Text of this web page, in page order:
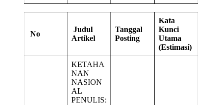
No
Judul
Artikel
Tanggal
Posting
Kata
Kunci
Utama
(Estimasi)
KETAHA
NAN
NASION
AL
PENULIS: